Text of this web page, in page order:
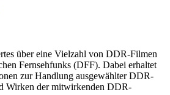
über eine Vielzahl von DDR-Filmen
Fernsehfunks (DFF). Dabei erhaltet
zur Handlung ausgewählter DDR-
Wirken der mitwirkenden DDR-